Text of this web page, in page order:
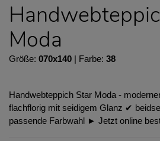
Moda
Größe: 070x140 | Farbe: 38
Handwebteppich Star Moda -
flachflorig mit seidigem Glanz ✔︎
passende Farbwahl ► Jetzt online